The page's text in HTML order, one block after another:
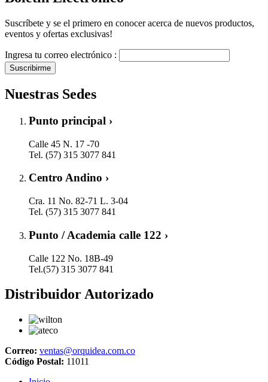
Suscríbete y se el primero en conocer acerca de nuevos productos,
eventos y ofertas exclusivas!
Ingresa tu correo electrónico :
Suscribirme
Nuestras Sedes
Punto principal ›
Calle 45 N. 17 -70
Tel. (57) 315 3077 841
Centro Andino ›
Cra. 11 No. 82-71 L. 3-04
Tel. (57) 315 3077 841
Punto / Academia calle 122 ›
Calle 122 No. 18B-49
Tel.(57) 315 3077 841
Distribuidor Autorizado
Correo: ventas@orquidea.com.co
Código Postal: 11011